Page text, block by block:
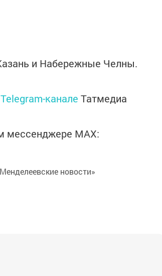
и Набережные Челны.
Telegram-канале Татмедиа
мессенджере MАХ:
новости»